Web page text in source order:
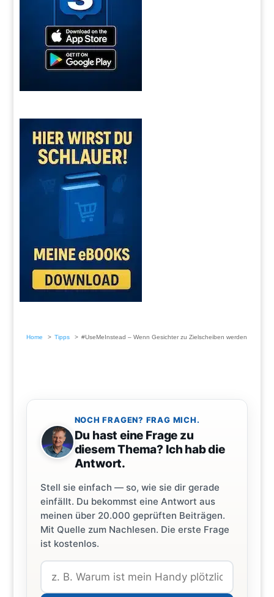
Home Tipps #UseMeInstead – Wenn Gesichter zu Zielscheiben werden
NOCH FRAGEN? FRAG MICH.
Du hast eine Frage zu
diesem Thema? Ich hab die
Antwort.
Stell sie einfach — so, wie sie dir gerade
einfällt. Du bekommst eine Antwort aus
meinen über 20.000 geprüften Beiträgen.
Mit Quelle zum Nachlesen. Die erste Frage
ist kostenlos.